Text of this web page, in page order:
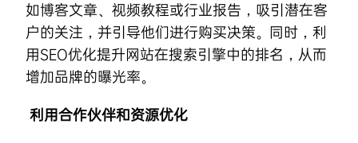
如博客文章、视频教程或行业报告，吸引潜在客
户的关注，并引导他们进行购买决策。同时，利
用SEO优化提升网站在搜索引擎中的排名，从而
增加品牌的曝光率。
利用合作伙伴和资源优化